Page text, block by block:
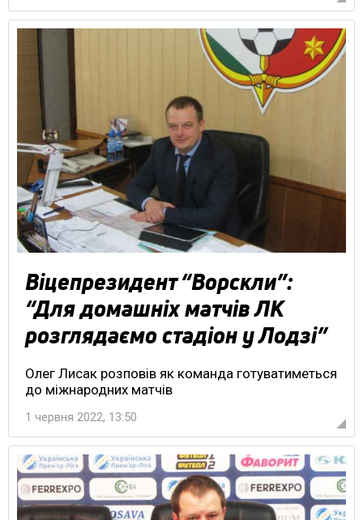
Віцепрезидент “Ворскли”:
“Для домашніх матчів ЛК
розглядаємо стадіон у Лодзі”
Олег Лисак розповів як команда готуватиметься
до міжнародних матчів
1 червня 2022, 13:50